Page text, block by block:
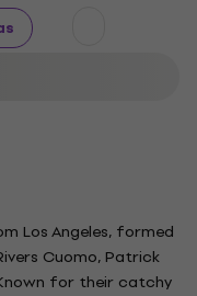
Los Angeles, formed
Cuomo, Patrick
for their catchy